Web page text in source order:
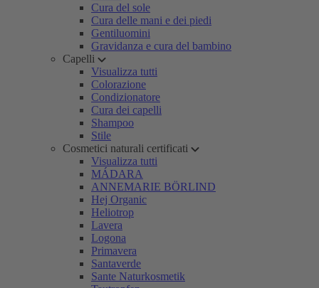
Cura del sole
Cura delle mani e dei piedi
Gentiluomini
Gravidanza e cura del bambino
Capelli
Visualizza tutti
Colorazione
Condizionatore
Cura dei capelli
Shampoo
Stile
Cosmetici naturali certificati
Visualizza tutti
MÁDARA
ANNEMARIE BÖRLIND
Hej Organic
Heliotrop
Lavera
Logona
Primavera
Santaverde
Sante Naturkosmetik